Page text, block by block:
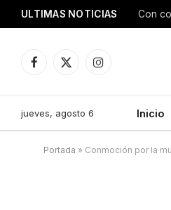
ULTIMAS NOTICIAS Con
Facebook
X
Instagram
jueves, agosto 6 Inicio
Portada » Conmoción por la